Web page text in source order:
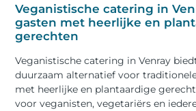
Veganistische catering in
gasten met heerlijke en
gerechten
Veganistische catering in Venray
duurzaam alternatief voor
met heerlijke en plantaardige
voor veganisten, vegetariërs en